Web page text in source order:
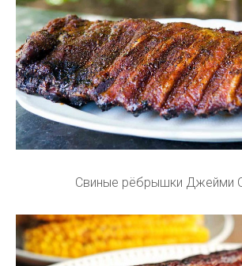
Свиные рёбрышки Джейми